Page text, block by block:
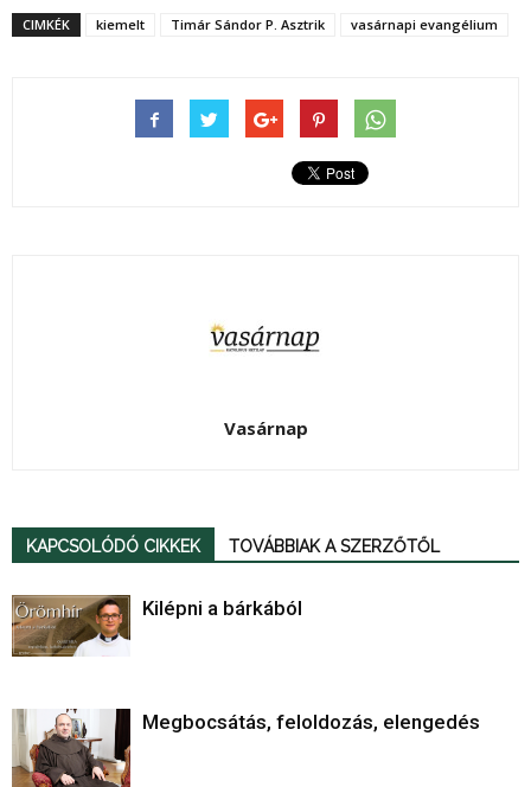
CIMKÉK kiemelt Timár Sándor P. Asztrik vasárnapi evangélium
Vasárnap
KAPCSOLÓDÓ CIKKEK TOVÁBBIAK A SZERZŐTŐL
Kilépni a bárkából
Megbocsátás, feloldozás, elengedés